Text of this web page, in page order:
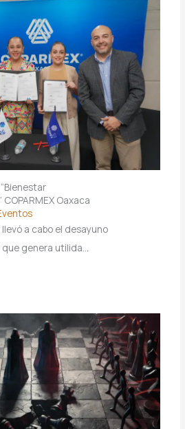
Oaxaca
llevó a cabo el desayuno
genera utilida…